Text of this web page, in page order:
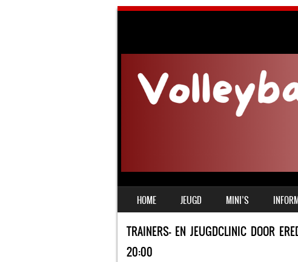
MENU
SKIP TO CONTENT
HOME JEUGD MINI’S
TRAINERS- EN JEUGDCLINIC DOOR
20:00